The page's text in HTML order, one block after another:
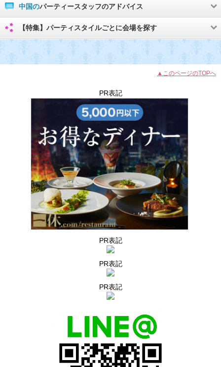
中国のパーティースタッフのアドバイス
【特集】パーティスタイルごとに会場を探す
▲このページのTOPへ
PR表記
PR表記
PR表記
PR表記